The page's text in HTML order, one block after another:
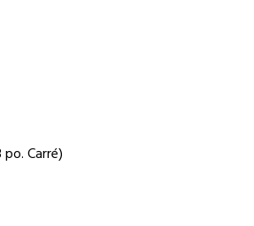
Carré)